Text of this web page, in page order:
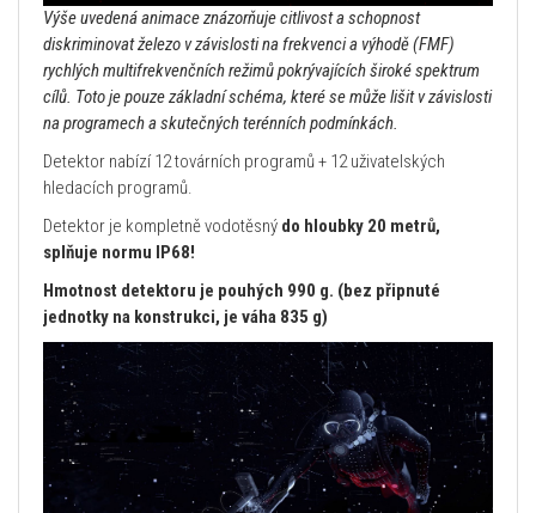
Výše uvedená animace znázorňuje citlivost a schopnost
diskriminovat železo v závislosti na frekvenci a výhodě (FMF)
rychlých multifrekvenčních režimů pokrývajících široké spektrum
cílů. Toto je pouze základní schéma, které se může lišit v závislosti
na programech a skutečných terénních podmínkách.
Detektor nabízí 12 továrních programů + 12 uživatelských
hledacích programů.
Detektor je kompletně vodotěsný do hloubky 20 metrů,
splňuje normu IP68!
Hmotnost detektoru je pouhých 990 g. (bez připnuté
jednotky na konstrukci, je váha 835 g)